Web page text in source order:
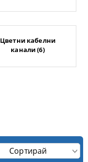
Цветни кабелни
канали (6)